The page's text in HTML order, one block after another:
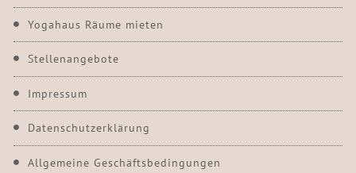
Yogahaus Räume mieten
Stellenangebote
Impressum
Datenschutzerklärung
Allgemeine Geschäftsbedingungen